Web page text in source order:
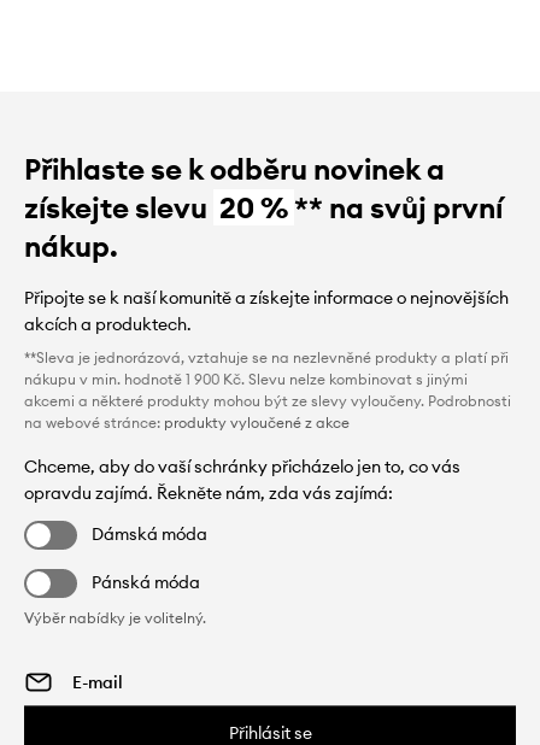
Přihlaste se k odběru novinek a
získejte slevu 20 %** na svůj první
nákup.
Připojte se k naší komunitě a získejte informace o nejnovějších
akcích a produktech.
**Sleva je jednorázová, vztahuje se na nezlevněné produkty a platí při
nákupu v min. hodnotě 1 900 Kč. Slevu nelze kombinovat s jinými
akcemi a některé produkty mohou být ze slevy vyloučeny. Podrobnosti
na webové stránce: produkty vyloučené z akce
Chceme, aby do vaší schránky přicházelo jen to, co vás
opravdu zajímá. Řekněte nám, zda vás zajímá:
Dámská móda
Pánská móda
Výběr nabídky je volitelný.
Přihlásit se